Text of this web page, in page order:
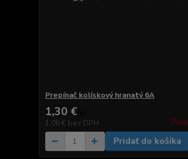
Prepínač kolískový hranatý 6A
1,30 €
1,06 € bez DPH
Pridať do košíka